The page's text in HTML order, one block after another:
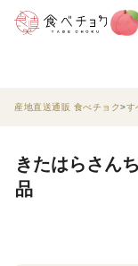
産地直送通販 食べチョク す
きたはらさん
品